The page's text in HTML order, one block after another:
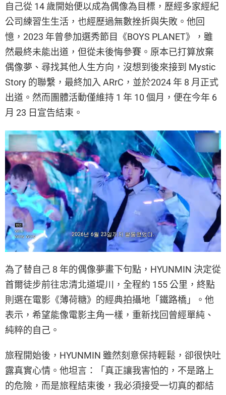
自己從 14 歲開始便以成為偶像為目標，歷經多家經紀
公司練習生生活，也經歷過無數挫折與失敗。他回
憶，2023 年曾參加選秀節目《BOYS PLANET》，雖
然最終未能出道，但從未後悔參賽。原本已打算放棄
偶像夢、尋找其他人生方向，沒想到後來接到 Mystic
Story 的聯繫，最終加入 ARrC，並於2024 年 8 月正式
出道。然而團體活動僅維持 1 年 10 個月，便在今年 6
月 23 日宣告結束。
為了替自己 8 年的偶像夢畫下句點，HYUNMIN 決定從
首爾徒步前往忠清北道堤川，全程約 155 公里，終點
則選在電影《薄荷糖》的經典拍攝地「鐵路橋」。他
表示，希望能像電影主角一樣，重新找回曾經單純、
純粹的自己。
旅程開始後，HYUNMIN 雖然刻意保持輕鬆，卻很快吐
露真實心情。他坦言：「真正讓我害怕的，不是路上
的危險，而是旅程結束後，我必須接受一切真的都結